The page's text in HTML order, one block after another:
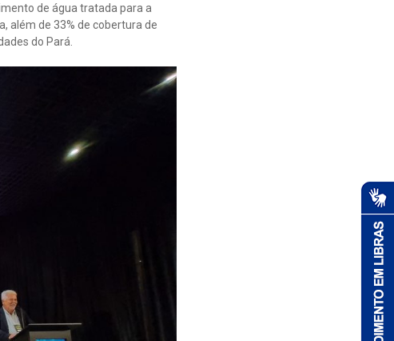
de água tratada para a
além de 33% de cobertura de
do Pará.